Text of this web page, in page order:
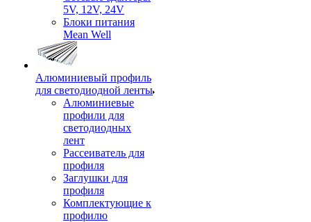
5V, 12V, 24V
Блоки питания
Mean Well
Алюминиевый профиль
для светодиодной ленты
Алюминиевые
профили для
светодиодных
лент
Рассеиватель для
профиля
Заглушки для
профиля
Комплектующие к
профилю